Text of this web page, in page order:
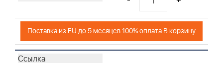
Поставка из EU до 5 месяцев 100% оплата В корзину